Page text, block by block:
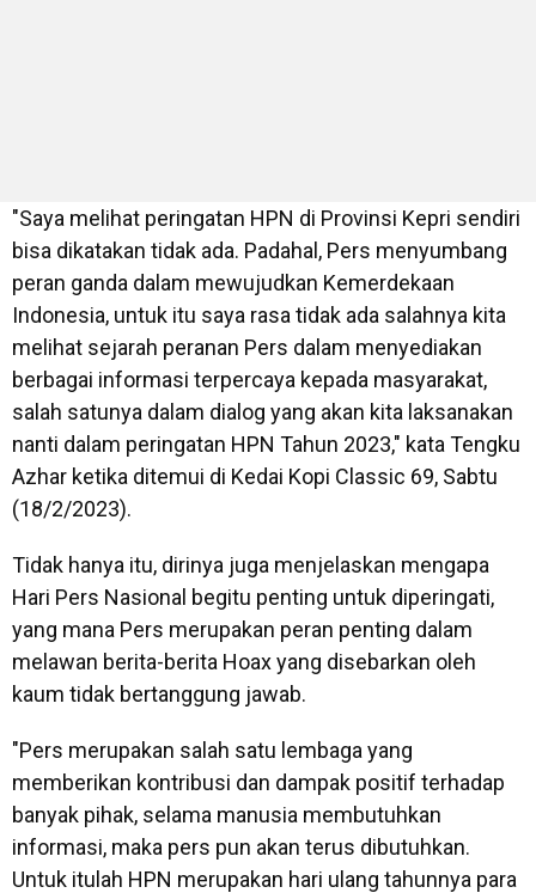
"Saya melihat peringatan HPN di Provinsi Kepri sendiri
bisa dikatakan tidak ada. Padahal, Pers menyumbang
peran ganda dalam mewujudkan Kemerdekaan
Indonesia, untuk itu saya rasa tidak ada salahnya kita
melihat sejarah peranan Pers dalam menyediakan
berbagai informasi terpercaya kepada masyarakat,
salah satunya dalam dialog yang akan kita laksanakan
nanti dalam peringatan HPN Tahun 2023," kata Tengku
Azhar ketika ditemui di Kedai Kopi Classic 69, Sabtu
(18/2/2023).
Tidak hanya itu, dirinya juga menjelaskan mengapa
Hari Pers Nasional begitu penting untuk diperingati,
yang mana Pers merupakan peran penting dalam
melawan berita-berita Hoax yang disebarkan oleh
kaum tidak bertanggung jawab.
"Pers merupakan salah satu lembaga yang
memberikan kontribusi dan dampak positif terhadap
banyak pihak, selama manusia membutuhkan
informasi, maka pers pun akan terus dibutuhkan.
Untuk itulah HPN merupakan hari ulang tahunnya para